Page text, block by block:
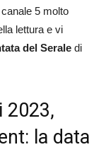
5 molto
lettura e vi
del Serale di
2023,
la data